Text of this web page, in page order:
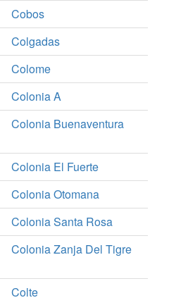
Cobos
Colgadas
Colome
Colonia A
Colonia Buenaventura
Colonia El Fuerte
Colonia Otomana
Colonia Santa Rosa
Colonia Zanja Del Tigre
Colte